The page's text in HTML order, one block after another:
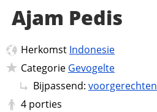
Ajam Pedis
Herkomst Indonesie
Categorie Gevogelte
Bijpassend: voorgerechten
4 porties